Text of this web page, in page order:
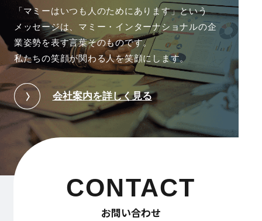
「マミーはいつも人のためにあります」という
メッセージは、 マミー・インターナショナルの企
業姿勢を表す言葉そのものです。
私たちの笑顔が関わる人を笑顔にします。
会社案内を詳しく見る
CONTACT
お問い合わせ